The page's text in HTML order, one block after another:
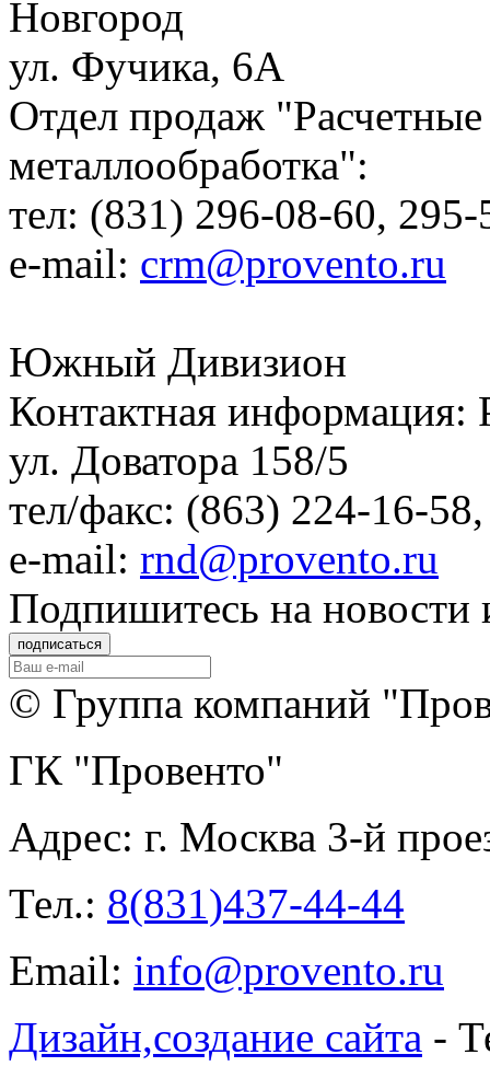
Новгород
ул. Фучика, 6А
Отдел продаж
металлообработка":
тел: (831) 296-08-60,
e-mail: crm@provento.ru
Южный Дивизион
Контактная информация:
ул. Доватора 158/5
тел/факс: (863) 224-16-
e-mail: rnd@provento.ru
Подпишитеcь на
© Группа компаний
ГК "Провенто"
Адрес: г. Москва 3-й
Тел.: 8(831)437-44-44
Email: info@provento.ru
Дизайн,создание сайта -